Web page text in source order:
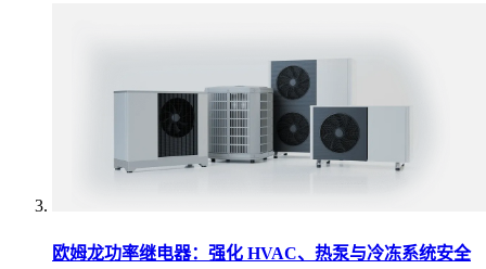
欧姆龙功率继电器：强化 HVAC、热泵与冷冻系统安全